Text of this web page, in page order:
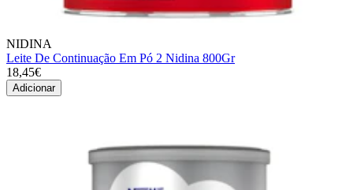
NIDINA
Leite De Continuação Em Pó 2 Nidina 800Gr
18,45€
Adicionar